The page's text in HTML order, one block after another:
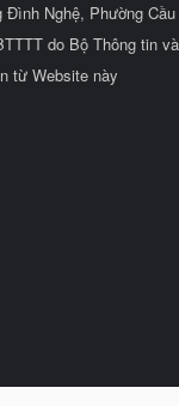
Nghệ, Phường
do Bộ Thông tin
từ Website này